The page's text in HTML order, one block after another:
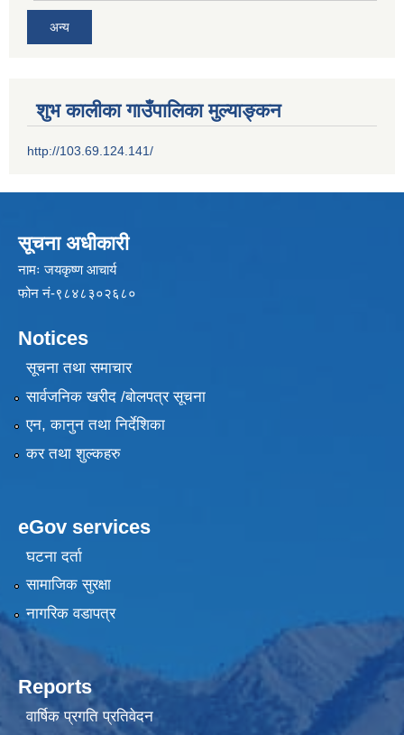
अन्य
शुभ कालीका गाउँपालिका मुल्याङ्कन
http://103.69.124.141/
सूचना अधीकारी
नामः जयकृष्ण आचार्य
फोन नं-९८४८३०२६८०
Notices
सूचना तथा समाचार
सार्वजनिक खरीद /बोलपत्र सूचना
एन, कानुन तथा निर्देशिका
कर तथा शुल्कहरु
eGov services
घटना दर्ता
सामाजिक सुरक्षा
नागरिक वडापत्र
Reports
वार्षिक प्रगति प्रतिवेदन